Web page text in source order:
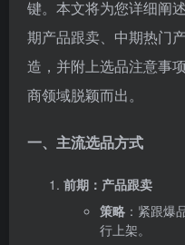
键。本文将为您详细阐述
期产品跟卖、中期热门
造，并附上选品注意事
商领域脱颖而出。
一、主流选品方式
前期：产品跟卖
策略 ：紧跟爆
行上架。